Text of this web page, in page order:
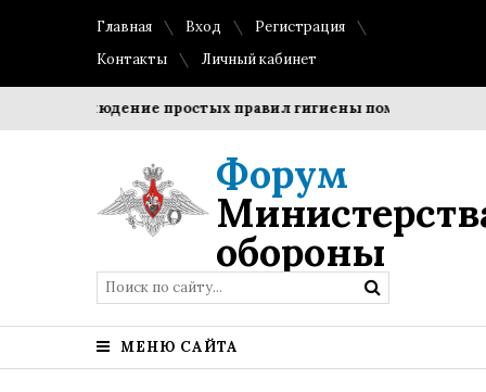
Главная Вход
Регистрация
Контакты
Личный кабинет
Соблюдение простых правил гигиены помогает
Форум
обороны
МЕНЮ САЙТА